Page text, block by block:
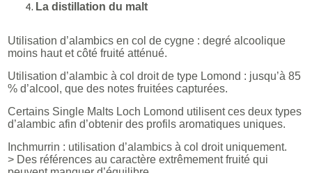
La distillation du malt
Utilisation d’alambics en col de cygne : degré alcoolique
moins haut et côté fruité atténué.
Utilisation d’alambic à col droit de type Lomond : jusqu’à 85
% d’alcool, que des notes fruitées capturées.
Certains Single Malts Loch Lomond utilisent ces deux types
d’alambic afin d’obtenir des profils aromatiques uniques.
Inchmurrin : utilisation d’alambics à col droit uniquement.
> Des références au caractère extrêmement fruité qui